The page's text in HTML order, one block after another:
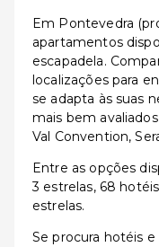
Em Pontevedra
apartamentos
escapadela.
localizações para
se adapta às suas
mais bem
Val Convention,
Entre as opções
3 estrelas, 68
estrelas.
Se procura hotéis